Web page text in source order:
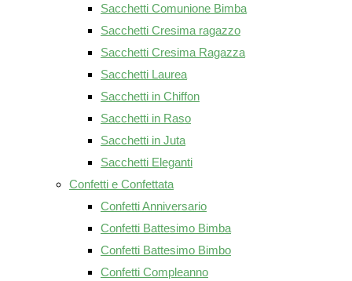
Sacchetti Comunione Bimba
Sacchetti Cresima ragazzo
Sacchetti Cresima Ragazza
Sacchetti Laurea
Sacchetti in Chiffon
Sacchetti in Raso
Sacchetti in Juta
Sacchetti Eleganti
Confetti e Confettata
Confetti Anniversario
Confetti Battesimo Bimba
Confetti Battesimo Bimbo
Confetti Compleanno